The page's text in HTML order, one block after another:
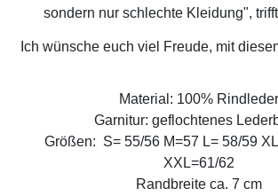
sondern nur schlechte Kleidung",
Ich wünsche euch viel Freude, mit
Material: 100% Rindleder
Garnitur: geflochtenes
Größen: S= 55/56 M=57 L= 58/59
XXL=61/62
Randbreite ca. 7 cm